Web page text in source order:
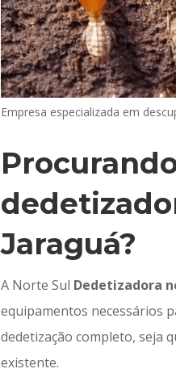
Empresa especializada em
Jaraguá?
A Norte Sul Dedetizadora
equipamentos necessários
dedetização completo, seja
existente.